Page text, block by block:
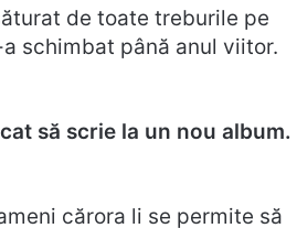
de toate treburile pe
schimbat până anul viitor.
să scrie la un nou album.
cărora li se permite să